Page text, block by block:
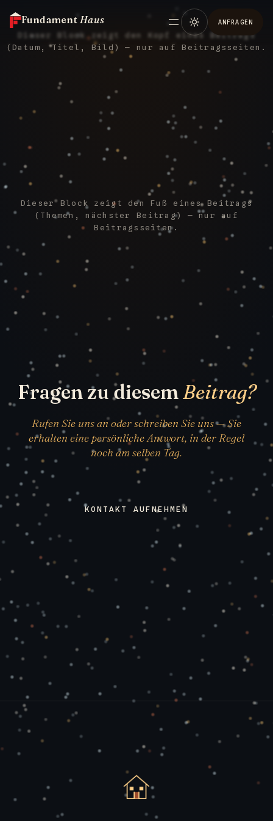
Fundament Haus ANFRAGEN
Dieser Block zeigt den Kopf eines Beitrags
(Datum, Titel, Bild) — nur auf Beitragsseiten.
Dieser Block zeigt den Fuß eines Beitrags
(Themen, nächster Beitrag) — nur auf
Beitragsseiten.
Fragen zu diesemBeitrag?
Rufen Sie uns an oder schreiben Sie uns — Sie
erhalten eine persönliche Antwort, in der Regel
noch am selben Tag.
KONTAKT AUFNEHMEN